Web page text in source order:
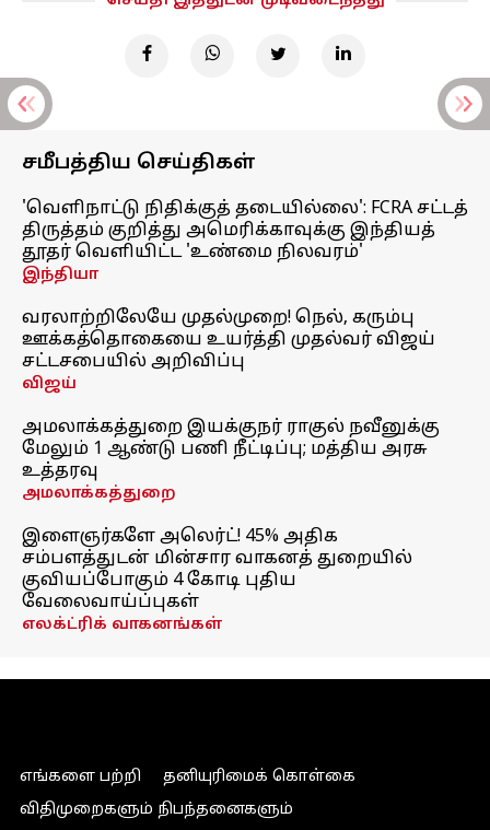
சமீபத்திய செய்திகள்
'வெளிநாட்டு நிதிக்குத் தடையில்லை': FCRA சட்டத்
திருத்தம் குறித்து அமெரிக்காவுக்கு இந்தியத்
தூதர் வெளியிட்ட 'உண்மை நிலவரம்'
இந்தியா
வரலாற்றிலேயே முதல்முறை! நெல், கரும்பு
ஊக்கத்தொகையை உயர்த்தி முதல்வர் விஜய்
சட்டசபையில் அறிவிப்பு
விஜய்
அமலாக்கத்துறை இயக்குநர் ராகுல் நவீனுக்கு
மேலும் 1 ஆண்டு பணி நீட்டிப்பு; மத்திய அரசு
உத்தரவு
அமலாக்கத்துறை
இளைஞர்களே அலெர்ட்! 45% அதிக
சம்பளத்துடன் மின்சார வாகனத் துறையில்
குவியப்போகும் 4 கோடி புதிய
வேலைவாய்ப்புகள்
எலக்ட்ரிக் வாகனங்கள்
எங்களை பற்றி
தனியுரிமைக் கொள்கை
விதிமுறைகளும் நிபந்தனைகளும்